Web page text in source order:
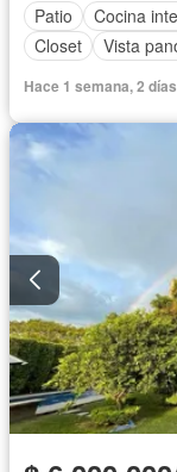
Patio
Cocina
Closet
Vista
Hace 1 semana, 2